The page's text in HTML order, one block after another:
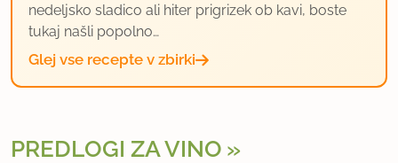
nedeljsko sladico ali hiter prigrizek ob kavi, boste
tukaj našli popolno…
Glej vse recepte v zbirki
PREDLOGI ZA VINO